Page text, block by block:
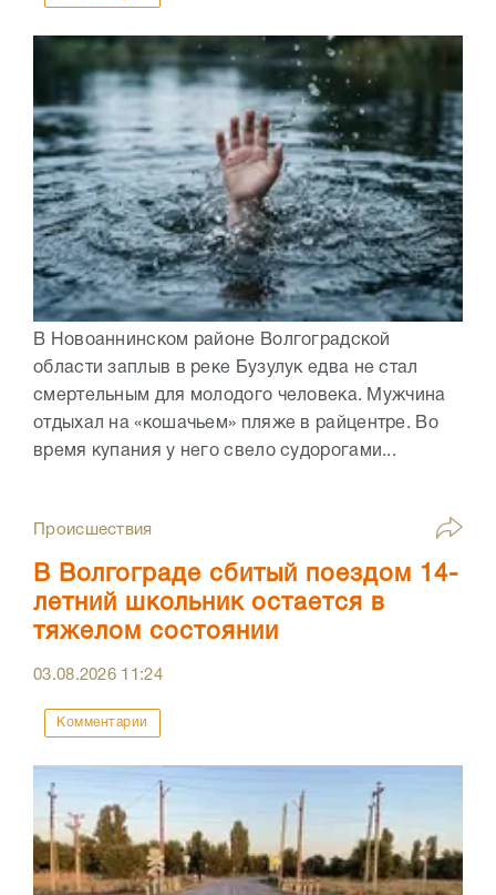
В Новоаннинском районе Волгоградской
области заплыв в реке Бузулук едва не стал
смертельным для молодого человека. Мужчина
отдыхал на «кошачьем» пляже в райцентре. Во
время купания у него свело судорогами...
Происшествия
В Волгограде сбитый поездом 14-
летний школьник остается в
тяжелом состоянии
03.08.2026 11:24
Комментарии